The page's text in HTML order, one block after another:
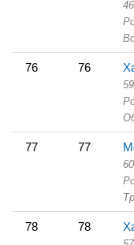
76 76
77 77
78 78